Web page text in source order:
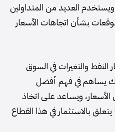
العديد من المتداولين
بشأن اتجاهات الأسعار
والتغيرات في السوق
يساهم في فهم أفضل
الأسعار، ويساعد على اتخاذ
بالاستثمار في هذا القطاع